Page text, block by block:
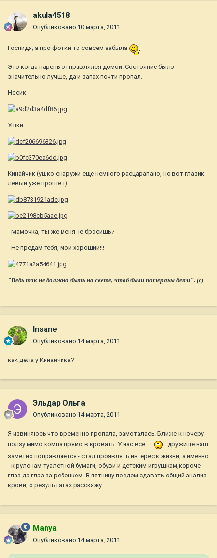
akula4518
Опубликовано 10 марта, 2011
Госпидя, а про фотки то совсем забыла
Это когда парень отправлялся домой. Состояние было
значительно лучше, да и запах почти пропал.
Носик
Ушки
Кинайчик (ушко снаружи еще немного расцарапано, но вот глазик
левый уже прошел)
- Мамочка, ты же меня не бросишь?
- Не предам тебя, мой хороший!!!
"Ведь так не должно быть на свете, чтоб были потеряны дети". (с)
Insane
Опубликовано 14 марта, 2011
как дела у Кинайчика?
Эльдар Ольга
Опубликовано 14 марта, 2011
Я извиняюсь что временно пропала, замоталась. Ближе к ночеру
ползу мимо компа прямо в кровать. У нас все
дружище наш
заметно поправляется - стал проявлять интерес к жизни, а именно
- к рулонам туалетной бумаги, обуви и детским игрушкам,короче -
глаз да глаз за ребенком. В пятницу поедем сдавать общий анализ
крови, о результатах расскажу.
Manya
Опубликовано 14 марта, 2011